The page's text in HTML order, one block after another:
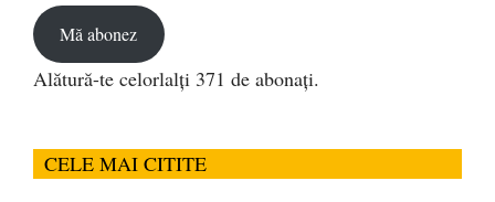
Mă abonez
Alătură-te celorlalți 371 de abonați.
CELE MAI CITITE